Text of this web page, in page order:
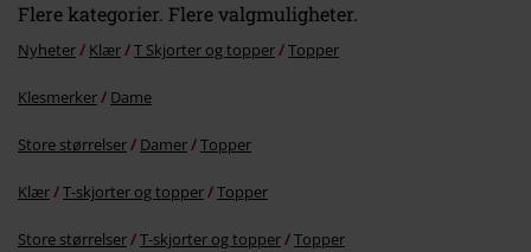
Flere kategorier. Flere valgmuligheter.
Nyheter Klær T Skjorter og topper Topper
Klesmerker Dame
Store størrelser Damer Topper
Klær T-skjorter og topper Topper
Store størrelser T-skjorter og topper Topper